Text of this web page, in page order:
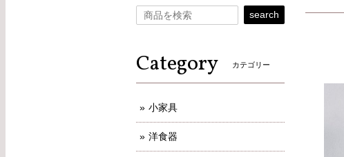
search
Category カテゴリー
小家具
洋食器